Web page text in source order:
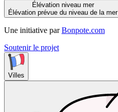
Élévation niveau mer
Élévation prévue du niveau de la mer
Une initiative par Bonpote.com
Soutenir le projet
Villes